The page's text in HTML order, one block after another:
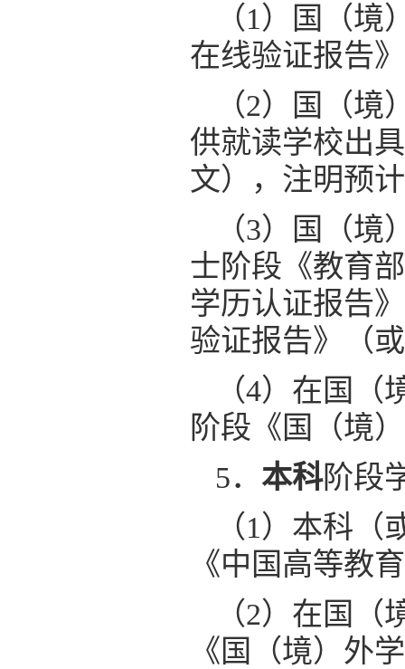
（1）国（
在线验证报告
（2）国（
供就读学校出
文），注明预
（3）国（
士阶段《教育
学历认证报告
验证报告》（
（4）在国
阶段《国（境
5． 本科阶段
（1）本科
《中国高等教
（2）在国
《国（境）外